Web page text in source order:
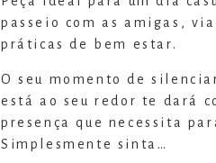
passeio com as amigas,
práticas de bem estar.
O seu momento de
está ao seu redor te dará
presença que necessita
Simplesmente sinta…